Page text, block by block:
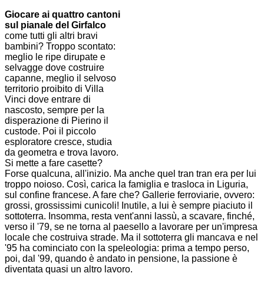
Giocare ai quattro cantoni
sul pianale del Girfalco
come tutti gli altri bravi
bambini? Troppo scontato:
meglio le ripe dirupate e
selvagge dove costruire
capanne, meglio il selvoso
territorio proibito di Villa
Vinci dove entrare di
nascosto, sempre per la
disperazione di Pierino il
custode. Poi il piccolo
esploratore cresce, studia
da geometra e trova lavoro.
Si mette a fare casette?
Forse qualcuna, all'inizio. Ma anche quel tran tran era per lui
troppo noioso. Così, carica la famiglia e trasloca in Liguria,
sul confine francese. A fare che? Gallerie ferroviarie, ovvero:
grossi, grossissimi cunicoli! Inutile, a lui è sempre piaciuto il
sottoterra. Insomma, resta vent'anni lassù, a scavare, finché,
verso il '79, se ne torna al paesello a lavorare per un'impresa
locale che costruiva strade. Ma il sottoterra gli mancava e nel
'95 ha cominciato con la speleologia: prima a tempo perso,
poi, dal '99, quando è andato in pensione, la passione è
diventata quasi un altro lavoro.